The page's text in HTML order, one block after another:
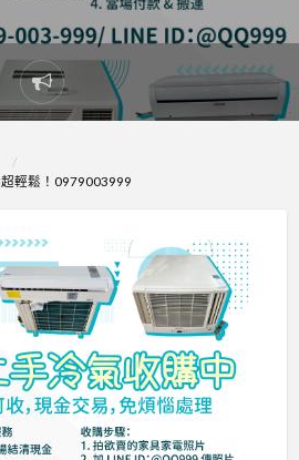
Report
problem
輕鬆！0979003999